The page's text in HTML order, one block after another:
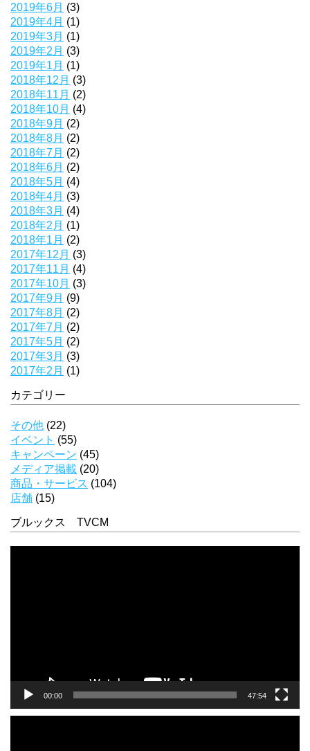
2019年6月 (3)
2019年4月 (1)
2019年3月 (1)
2019年2月 (3)
2019年1月 (1)
2018年12月 (3)
2018年11月 (2)
2018年10月 (4)
2018年9月 (2)
2018年8月 (2)
2018年7月 (2)
2018年6月 (2)
2018年5月 (4)
2018年4月 (3)
2018年3月 (4)
2018年2月 (1)
2018年1月 (2)
2017年12月 (3)
2017年11月 (4)
2017年10月 (3)
2017年9月 (9)
2017年8月 (2)
2017年7月 (2)
2017年5月 (2)
2017年3月 (3)
2017年2月 (1)
カテゴリー
その他 (22)
イベント (55)
キャンペーン (45)
メディア掲載 (20)
商品・サービス (104)
店舗 (15)
ブルックス TVCM
00:00 47:54